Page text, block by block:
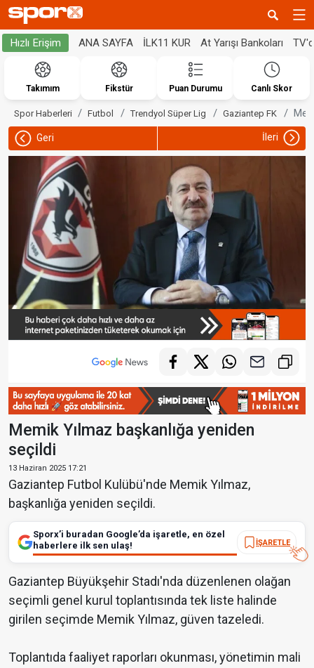
Hızlı Erişim ANA SAYFA İLK11 KUR At Yarışı Bankoları
Takımım Fikstür Puan Durumu Canlı Skor
Spor Haberleri Futbol Trendyol Süper Lig Gaziantep FK
Geri İleri
Memik Yılmaz başkanlığa yeniden
seçildi
13 Haziran 2025 17:21
Gaziantep Futbol Kulübü'nde Memik Yılmaz,
başkanlığa yeniden seçildi.
Sporx’i buradan Google’da işaretle, en özel
haberlere ilk sen ulaş!
İŞARETLE
Gaziantep Büyükşehir Stadı'nda düzenlenen olağan
seçimli genel kurul toplantısında tek liste halinde
girilen seçimde Memik Yılmaz, güven tazeledi.
Toplantıda faaliyet raporları okunması, yönetimin mali